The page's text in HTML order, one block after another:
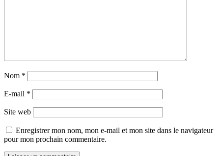
Nom *
E-mail *
Site web
Enregistrer mon nom, mon e-mail et mon site dans le navigateur
pour mon prochain commentaire.